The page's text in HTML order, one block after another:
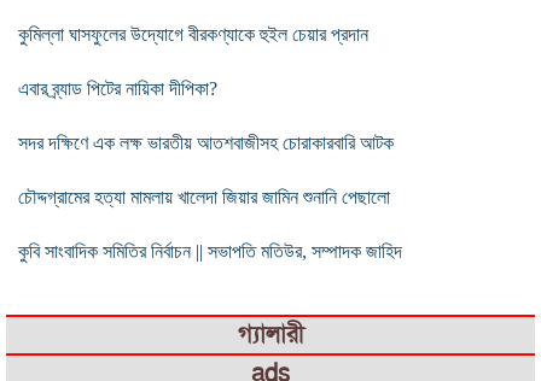
কুমিল্লা ঘাসফুলের উদ্যোগে বীরকণ্যাকে হুইল চেয়ার প্রদান
এবার ব্র্যাড পিটের নায়িকা দীপিকা?
সদর দক্ষিণে এক লক্ষ ভারতীয় আতশবাজীসহ চোরাকারবারি আটক
চৌদ্দগ্রামের হত্যা মামলায় খালেদা জিয়ার জামিন শুনানি পেছালো
কুবি সাংবাদিক সমিতির নির্বাচন || সভাপতি মতিউর, সম্পাদক জাহিদ
গ্যালারী
ads